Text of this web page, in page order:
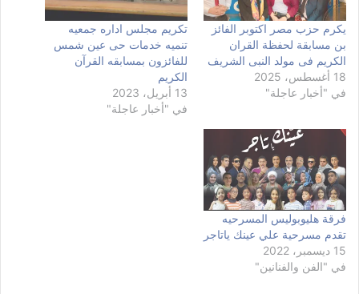
يكرم حزب مصر اكتوبر الفائز
بن مسابقة لحفظة القران
الكريم فى مولد النبى الشريف
18 أغسطس، 2025
في "أخبار عاجلة"
تكريم مجلس اداره جمعيه
تنميه خدمات حى عين شمس
للفائزون بمسابقه القرآن
الكريم
13 أبريل، 2023
في "أخبار عاجلة"
فرقة هليوبوليس المسرحيه
تقدم مسرحية علي عينك ياتاجر
15 ديسمبر، 2022
في "الفن والفنانين"